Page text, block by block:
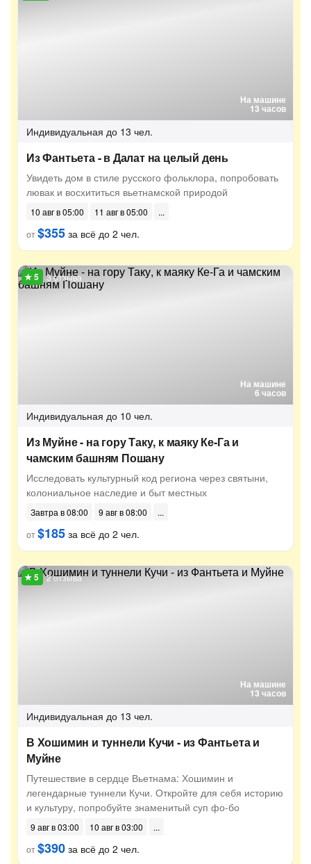
На машине
13 часов
Индивидуальная до 13 чел.
Из Фантьета - в Далат на целый день
Увидеть дом в стиле русского фольклора, попробовать
лювак и восхититься вьетнамской природой
10 авг в 05:00
11 авг в 05:00
от$355 за всё до 2 чел.
На машине
6 часов
3 отзыва
Индивидуальная до 10 чел.
Из Муйне - на гору Таку, к маяку Ке-Га и
чамским башням Пошану
Исследовать культурный код региона через святыни,
колониальное наследие и быт местных
Завтра в 08:00
9 авг в 08:00
от$185 за всё до 2 чел.
На машине
13 часов
2 отзыва
Индивидуальная до 13 чел.
В Хошимин и туннели Кучи - из Фантьета и
Муйне
Путешествие в сердце Вьетнама: Хошимин и
легендарные туннели Кучи. Откройте для себя историю
и культуру, попробуйте знаменитый суп фо-бо
9 авг в 03:00
10 авг в 03:00
от$390 за всё до 2 чел.